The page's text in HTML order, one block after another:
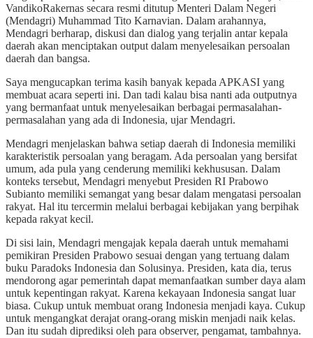
VandikoRakernas secara resmi ditutup Menteri Dalam Negeri
(Mendagri) Muhammad Tito Karnavian. Dalam arahannya,
Mendagri berharap, diskusi dan dialog yang terjalin antar kepala
daerah akan menciptakan output dalam menyelesaikan persoalan
daerah dan bangsa.
Saya mengucapkan terima kasih banyak kepada APKASI yang
membuat acara seperti ini. Dan tadi kalau bisa nanti ada outputnya
yang bermanfaat untuk menyelesaikan berbagai permasalahan-
permasalahan yang ada di Indonesia, ujar Mendagri.
Mendagri menjelaskan bahwa setiap daerah di Indonesia memiliki
karakteristik persoalan yang beragam. Ada persoalan yang bersifat
umum, ada pula yang cenderung memiliki kekhususan. Dalam
konteks tersebut, Mendagri menyebut Presiden RI Prabowo
Subianto memiliki semangat yang besar dalam mengatasi persoalan
rakyat. Hal itu tercermin melalui berbagai kebijakan yang berpihak
kepada rakyat kecil.
Di sisi lain, Mendagri mengajak kepala daerah untuk memahami
pemikiran Presiden Prabowo sesuai dengan yang tertuang dalam
buku Paradoks Indonesia dan Solusinya. Presiden, kata dia, terus
mendorong agar pemerintah dapat memanfaatkan sumber daya alam
untuk kepentingan rakyat. Karena kekayaan Indonesia sangat luar
biasa. Cukup untuk membuat orang Indonesia menjadi kaya. Cukup
untuk mengangkat derajat orang-orang miskin menjadi naik kelas.
Dan itu sudah diprediksi oleh para observer, pengamat, tambahnya.